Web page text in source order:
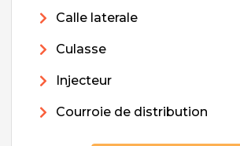
Calle laterale
Culasse
Injecteur
Courroie de distribution